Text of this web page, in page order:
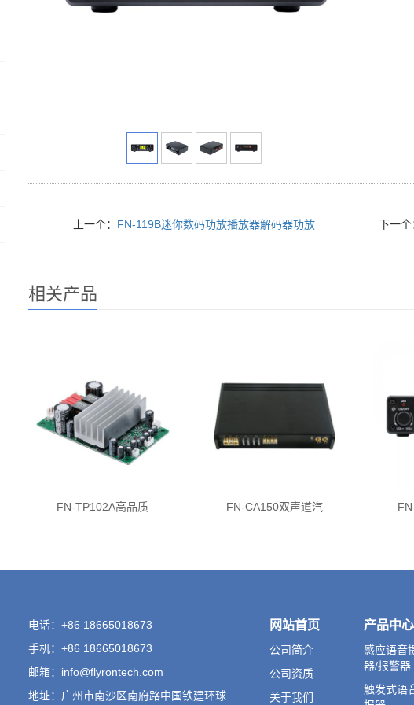
上一个： FN-119B迷你数码功放播放器解码器功放 下一个
相关产品
FN-TP102A高品质 FN-CA150双声道汽
电话：+86 18665018673
手机：+86 18665018673
邮箱：info@flyrontech.com
地址：广州市南沙区南府路中国铁建环球
网站首页
公司简介
公司资质
关于我们
产品中心
感应语音
器/报警器
触发式语